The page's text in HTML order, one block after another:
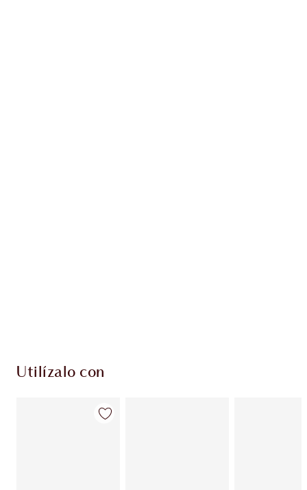
Utilízalo con